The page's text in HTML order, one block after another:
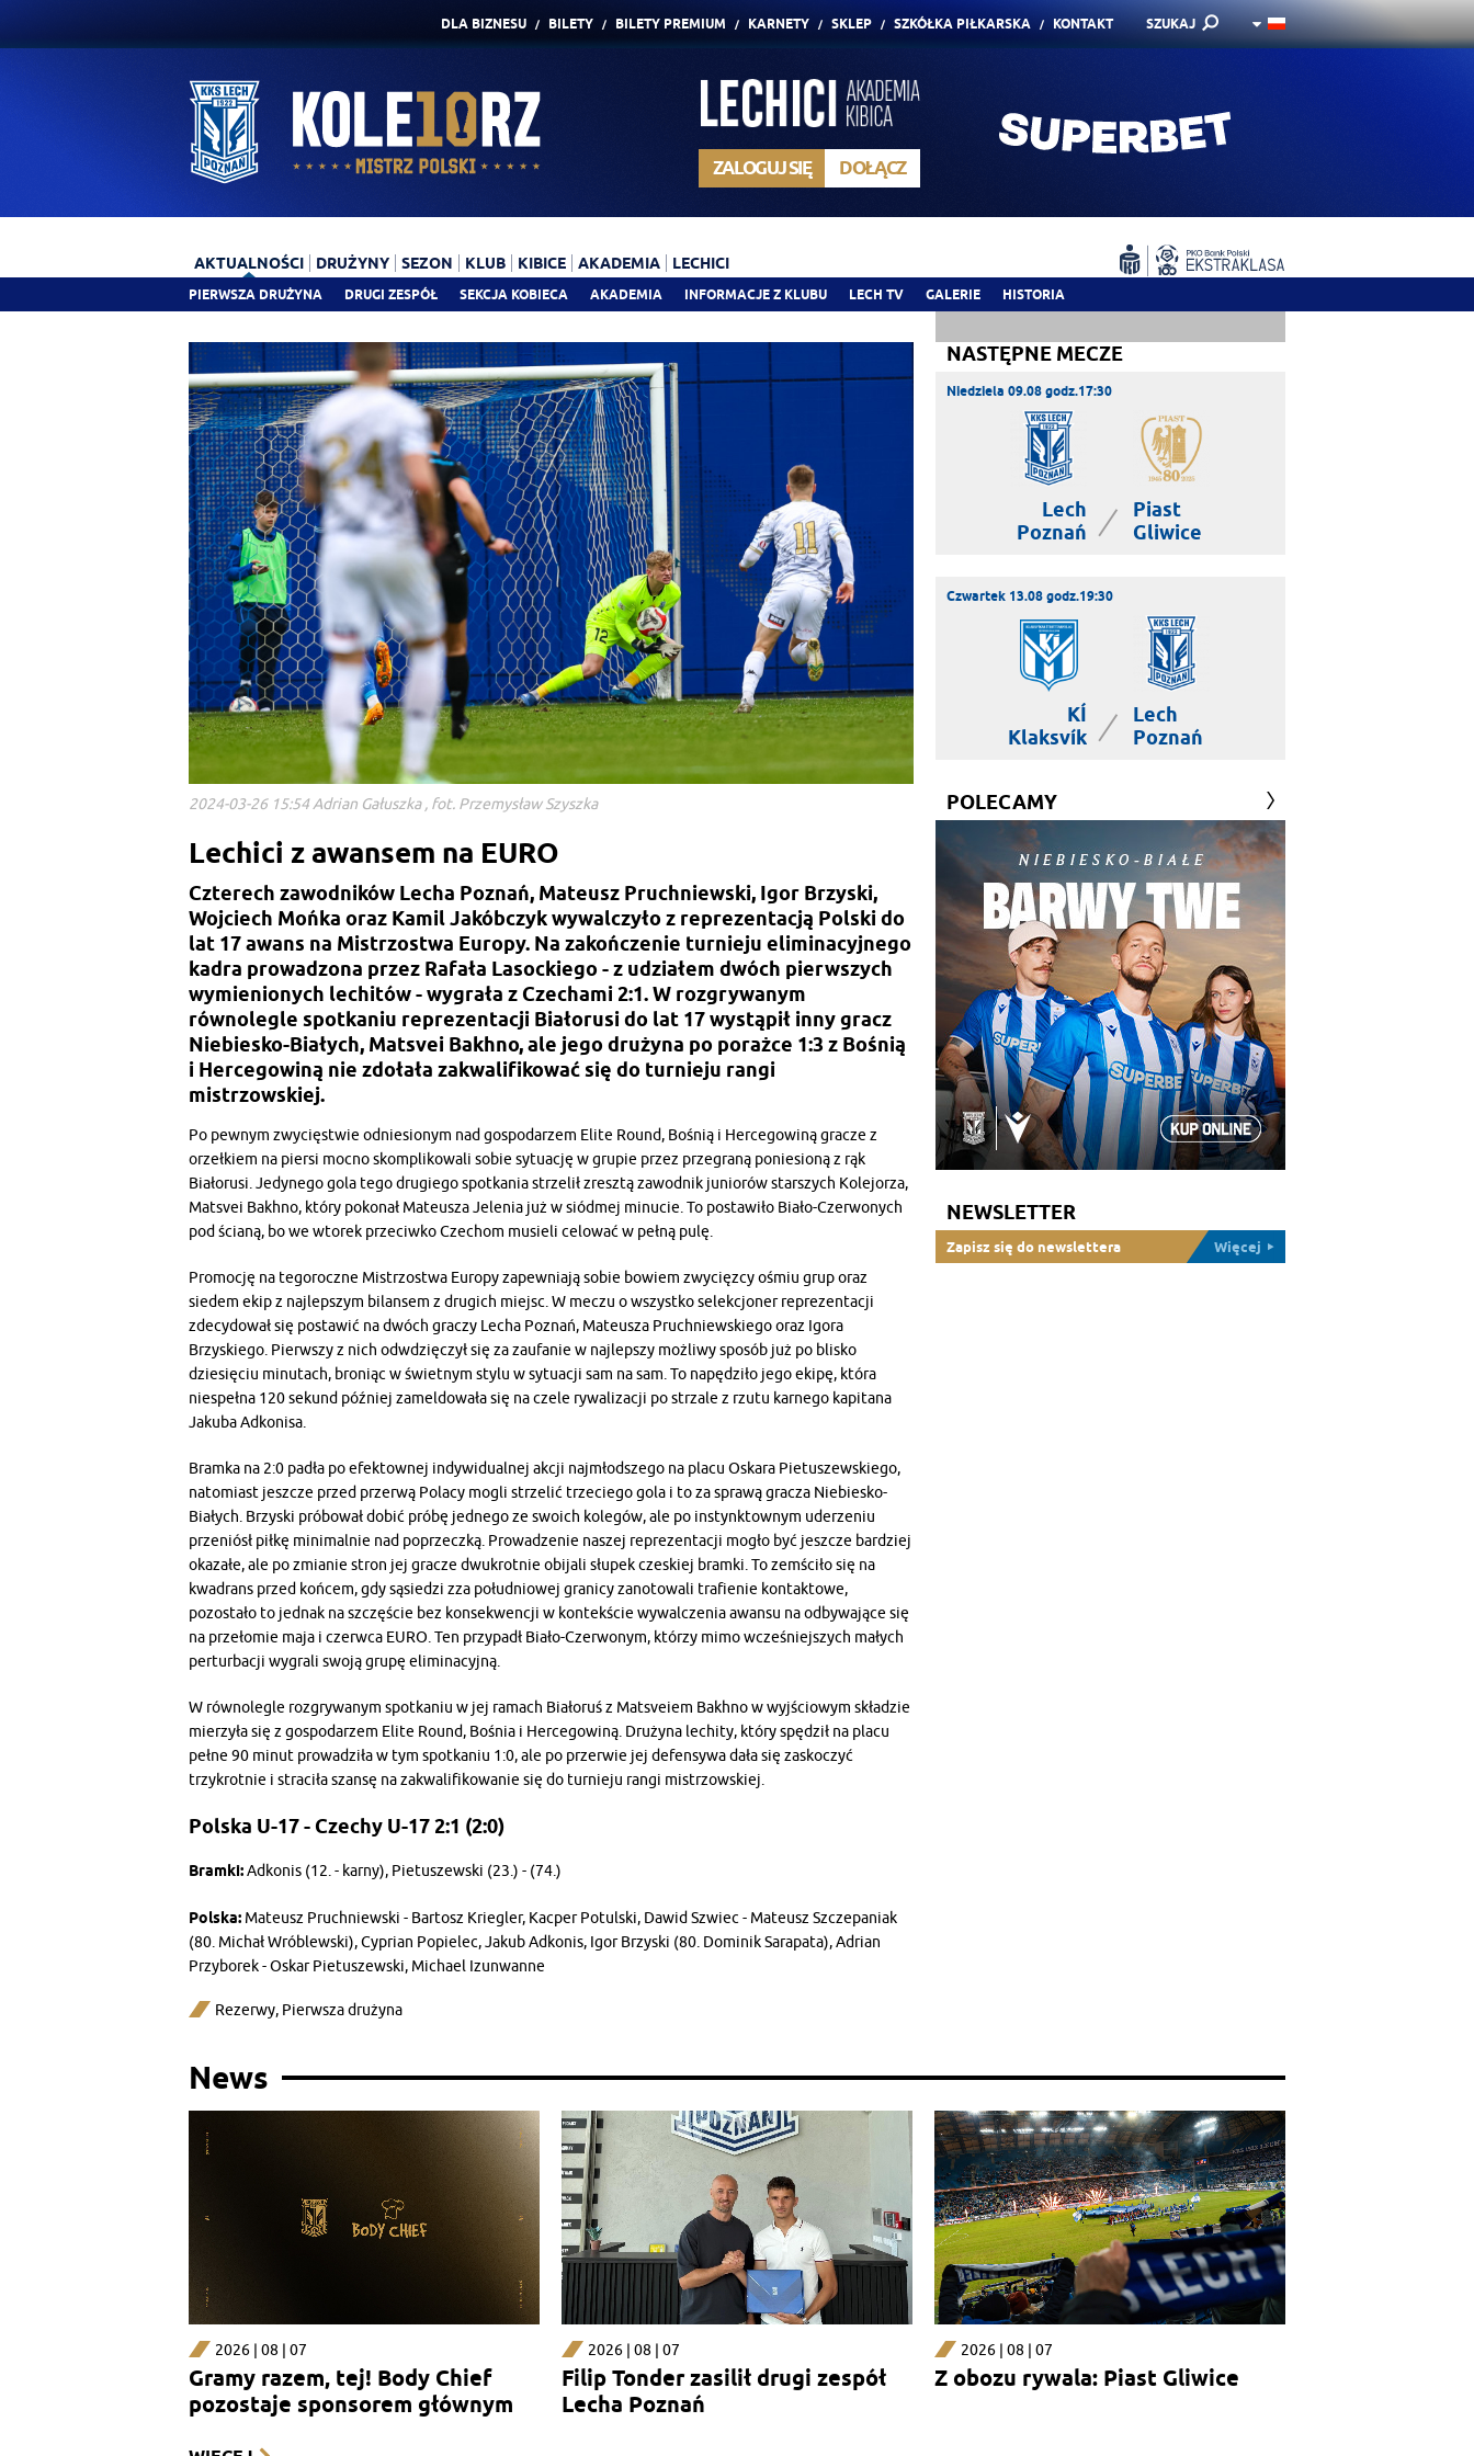
DLA BIZNESU BILETY BILETY PREMIUM KARNETY SKLEP SZKÓŁKA PIŁKARSKA KONTAKT SZUKAJ
ZALOGUJ SIĘ DOŁĄCZ
AKTUALNOŚCI
PIERWSZA DRUŻYNA DRUGI ZESPÓŁ SEKCJA KOBIECA AKADEMIA INFORMACJE Z KLUBU LECH TV GALERIE HISTORIA
DRUŻYNY SEZON KLUB KIBICE AKADEMIA LECHICI
2024-03-26 15:54 Adrian Gałuszka , fot. Przemysław Szyszka
Lechici z awansem na EURO
Czterech zawodników Lecha Poznań, Mateusz Pruchniewski, Igor Brzyski,
Wojciech Mońka oraz Kamil Jakóbczyk wywalczyło z reprezentacją Polski do
lat 17 awans na Mistrzostwa Europy. Na zakończenie turnieju eliminacyjnego
kadra prowadzona przez Rafała Lasockiego - z udziałem dwóch pierwszych
wymienionych lechitów - wygrała z Czechami 2:1. W rozgrywanym
równolegle spotkaniu reprezentacji Białorusi do lat 17 wystąpił inny gracz
Niebiesko-Białych, Matsvei Bakhno, ale jego drużyna po porażce 1:3 z Bośnią
i Hercegowiną nie zdołała zakwalifikować się do turnieju rangi
mistrzowskiej.
Po pewnym zwycięstwie odniesionym nad gospodarzem Elite Round, Bośnią i Hercegowiną gracze z
orzełkiem na piersi mocno skomplikowali sobie sytuację w grupie przez przegraną poniesioną z rąk
Białorusi. Jedynego gola tego drugiego spotkania strzelił zresztą zawodnik juniorów starszych Kolejorza,
Matsvei Bakhno, który pokonał Mateusza Jelenia już w siódmej minucie. To postawiło Biało-Czerwonych
pod ścianą, bo we wtorek przeciwko Czechom musieli celować w pełną pulę.
Promocję na tegoroczne Mistrzostwa Europy zapewniają sobie bowiem zwycięzcy ośmiu grup oraz
siedem ekip z najlepszym bilansem z drugich miejsc. W meczu o wszystko selekcjoner reprezentacji
zdecydował się postawić na dwóch graczy Lecha Poznań, Mateusza Pruchniewskiego oraz Igora
Brzyskiego. Pierwszy z nich odwdzięczył się za zaufanie w najlepszy możliwy sposób już po blisko
dziesięciu minutach, broniąc w świetnym stylu w sytuacji sam na sam. To napędziło jego ekipę, która
niespełna 120 sekund później zameldowała się na czele rywalizacji po strzale z rzutu karnego kapitana
Jakuba Adkonisa.
Bramka na 2:0 padła po efektownej indywidualnej akcji najmłodszego na placu Oskara Pietuszewskiego,
natomiast jeszcze przed przerwą Polacy mogli strzelić trzeciego gola i to za sprawą gracza Niebiesko-
Białych. Brzyski próbował dobić próbę jednego ze swoich kolegów, ale po instynktownym uderzeniu
przeniósł piłkę minimalnie nad poprzeczką. Prowadzenie naszej reprezentacji mogło być jeszcze bardziej
okazałe, ale po zmianie stron jej gracze dwukrotnie obijali słupek czeskiej bramki. To zemściło się na
kwadrans przed końcem, gdy sąsiedzi zza południowej granicy zanotowali trafienie kontaktowe,
pozostało to jednak na szczęście bez konsekwencji w kontekście wywalczenia awansu na odbywające się
na przełomie maja i czerwca EURO. Ten przypadł Biało-Czerwonym, którzy mimo wcześniejszych małych
perturbacji wygrali swoją grupę eliminacyjną.
W równolegle rozgrywanym spotkaniu w jej ramach Białoruś z Matsveiem Bakhno w wyjściowym składzie
mierzyła się z gospodarzem Elite Round, Bośnia i Hercegowiną. Drużyna lechity, który spędził na placu
pełne 90 minut prowadziła w tym spotkaniu 1:0, ale po przerwie jej defensywa dała się zaskoczyć
trzykrotnie i straciła szansę na zakwalifikowanie się do turnieju rangi mistrzowskiej.
Polska U-17 - Czechy U-17 2:1 (2:0)
Bramki:Adkonis (12. - karny), Pietuszewski (23.) - (74.)
Polska: Mateusz Pruchniewski - Bartosz Kriegler, Kacper Potulski, Dawid Szwiec - Mateusz Szczepaniak
(80. Michał Wróblewski), Cyprian Popielec, Jakub Adkonis, Igor Brzyski (80. Dominik Sarapata), Adrian
Przyborek - Oskar Pietuszewski, Michael Izunwanne
Rezerwy, Pierwsza drużyna
NASTĘPNE MECZE
Niedziela 09.08 godz.17:30
Lech
Poznań
|
Piast
Gliwice
Czwartek 13.08 godz.19:30
KÍ
Klaksvík
|
Lech
Poznań
POLECAMY
NEWSLETTER
Zapisz się do newslettera Więcej
News
2026 | 08 | 07
Gramy razem, tej! Body Chief
pozostaje sponsorem głównym
2026 | 08 | 07
Filip Tonder zasilił drugi zespół
Lecha Poznań
2026 | 08 | 07
Z obozu rywala: Piast Gliwice